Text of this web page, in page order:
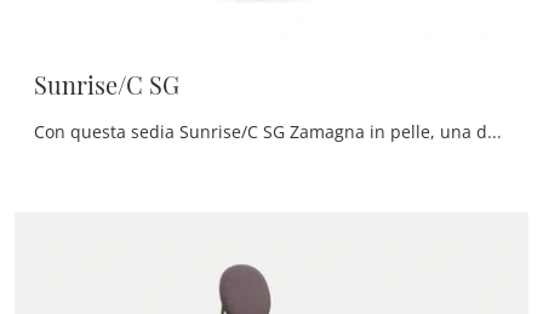
Sunrise/C SG
Con questa sedia Sunrise/C SG Zamagna in pelle, una delle nostre sedute sgabelli moderne, potrai impreziosire i tuoi locali.